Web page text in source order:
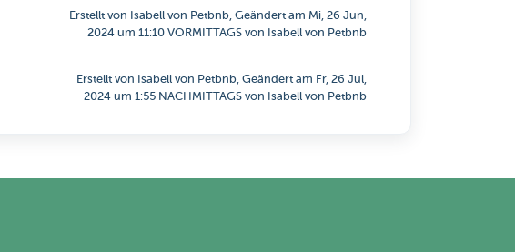
Erstellt von Isabell von Petbnb, Geändert am Mi, 26 Jun,
2024 um 11:10 VORMITTAGS von Isabell von Petbnb
Erstellt von Isabell von Petbnb, Geändert am Fr, 26 Jul,
2024 um 1:55 NACHMITTAGS von Isabell von Petbnb